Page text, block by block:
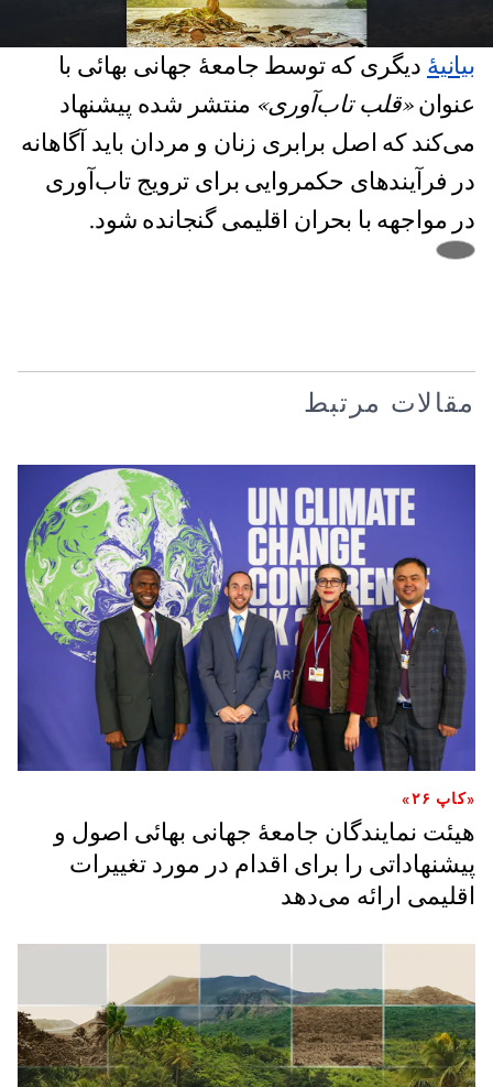
بیانیهٔ دیگری که توسط جامعهٔ جهانی بهائی با
عنوان«قلب تاب‌آوری» منتشر شده پیشنهاد
می‌کند که اصل برابری زنان و مردان باید آگاهانه
در فرآیندهای حکمروایی برای ترویج تاب‌آوری
در مواجهه با بحران اقلیمی گنجانده شود.
مقالات مرتبط
«کاپ ۲۶»
هیئت نمایندگان جامعهٔ جهانی بهائی اصول و
پیشنهاداتی را برای اقدام در مورد تغییرات
اقلیمی ارائه می‌دهد